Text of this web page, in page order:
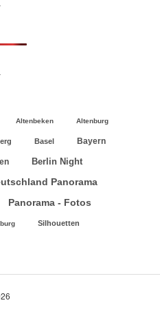
Altenbeken Altenburg
Basel Bayern
Berlin Night
Panorama
Panorama - Fotos
Silhouetten